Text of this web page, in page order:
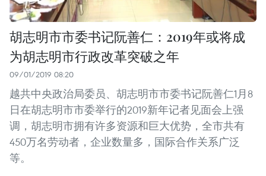
胡志明市市委书记阮善仁：2019年或将成
为胡志明市行政改革突破之年
09/01/2019 08:20
越共中央政治局委员、胡志明市市委书记阮善仁1月8
日在胡志明市市委举行的2019新年记者见面会上强
调，胡志明市拥有许多资源和巨大优势，全市共有
450万名劳动者，企业数量多，国际合作关系广泛
等。